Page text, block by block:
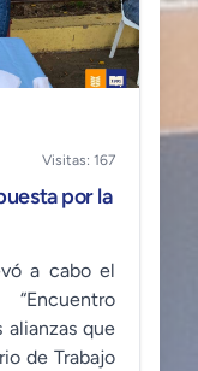
Visitas: 167
por la
a cabo el
alianzas que
de Trabajo